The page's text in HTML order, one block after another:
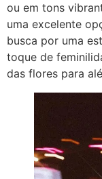
ou em tons
uma excelente
busca por uma
toque de
das flores para